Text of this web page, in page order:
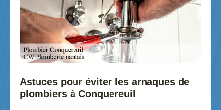
Astuces pour éviter les arnaques de
plombiers à Conquereuil